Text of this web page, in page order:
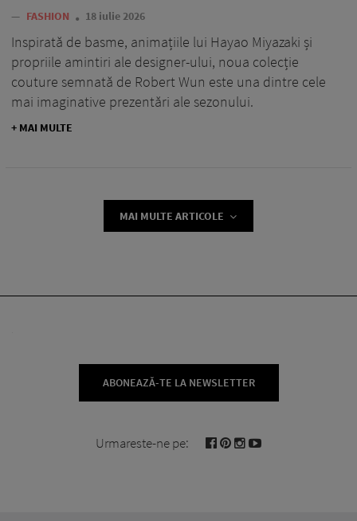
— FASHION 18 iulie 2026
Inspirată de basme, animațiile lui Hayao Miyazaki și
propriile amintiri ale designer-ului, noua colecție
couture semnată de Robert Wun este una dintre cele
mai imaginative prezentări ale sezonului.
+ MAI MULTE
MAI MULTE ARTICOLE
ABONEAZĂ-TE LA NEWSLETTER
Urmareste-ne pe: